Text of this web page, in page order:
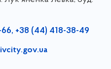
+38 (44) 418-38-49